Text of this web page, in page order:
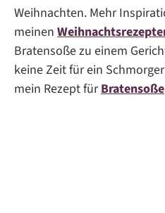
Weihnachten. Mehr
meinen
Bratensoße zu einem
keine Zeit für ein
mein Rezept fürBratensoße